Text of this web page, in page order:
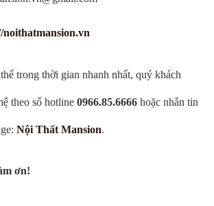
noithatmansion.vn
trong thời gian nhanh nhất, quý khách
theo số hotline 0966.85.6666 hoặc nhắn tin
Nội Thất Mansion.
ơn!